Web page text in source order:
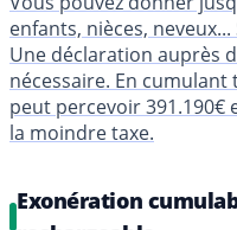
enfants, nièces,
Une déclaration auprès
nécessaire. En
peut percevoir 391.190€
la moindre taxe.
Exonération